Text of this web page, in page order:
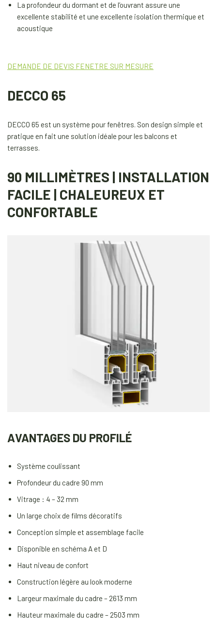
La profondeur du dormant et de l’ouvrant assure une
excellente stabilité et une excellente isolation thermique et
acoustique
DEMANDE DE DEVIS FENETRE SUR MESURE
DECCO 65
DECCO 65 est un système pour fenêtres. Son design simple et
pratique en fait une solution idéale pour les balcons et
terrasses.
90 MILLIMÈTRES | INSTALLATION
FACILE | CHALEUREUX ET
CONFORTABLE
AVANTAGES DU PROFILÉ
Système coulissant
Profondeur du cadre 90 mm
Vitrage : 4 – 32 mm
Un large choix de films décoratifs
Conception simple et assemblage facile
Disponible en schéma A et D
Haut niveau de confort
Construction légère au look moderne
Largeur maximale du cadre – 2613 mm
Hauteur maximale du cadre – 2503 mm